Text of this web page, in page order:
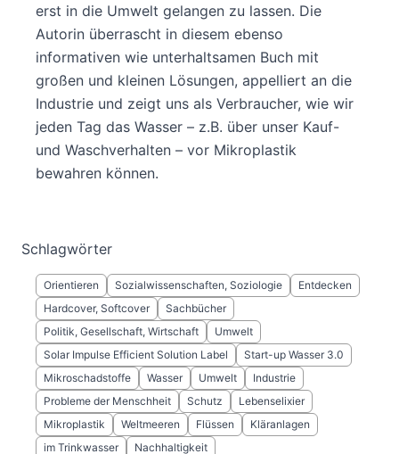
erst in die Umwelt gelangen zu lassen. Die
Autorin überrascht in diesem ebenso
informativen wie unterhaltsamen Buch mit
großen und kleinen Lösungen, appelliert an die
Industrie und zeigt uns als Verbraucher, wie wir
jeden Tag das Wasser – z.B. über unser Kauf-
und Waschverhalten – vor Mikroplastik
bewahren können.
Schlagwörter
Orientieren Sozialwissenschaften, Soziologie
Entdecken
Hardcover, Softcover
Sachbücher
Politik, Gesellschaft, Wirtschaft
Umwelt
Solar Impulse Efficient Solution Label
Start-up Wasser 3.0
Mikroschadstoffe
Wasser Umwelt
Industrie
Probleme der Menschheit
Schutz
Lebenselixier
Mikroplastik
Weltmeeren Flüssen
Kläranlagen
im Trinkwasser
Nachhaltigkeit